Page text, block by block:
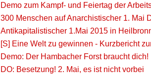
Demo zum Kampf- und Feiertag der
300 Menschen auf Anarchistischer 1. Mai
Antikapitalistischer 1.Mai 2015 in
[S] Eine Welt zu gewinnen - Kurzbericht
Demo: Der Hambacher Forst braucht dich!
DO: Besetzung! 2. Mai, es ist nicht vorbei